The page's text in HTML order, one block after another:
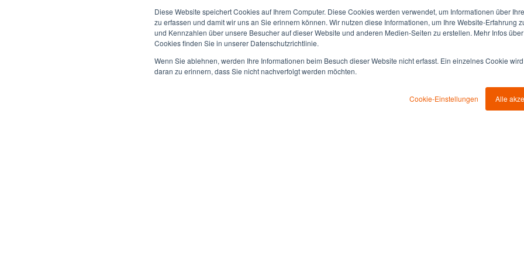
Diese Website speichert Cookies auf Ihrem Computer. Diese Cookies werden verwendet, um Informationen über
zu erfassen und damit wir uns an Sie erinnern können. Wir nutzen diese Informationen, um Ihre Website-Erfahrung
und Kennzahlen über unsere Besucher auf dieser Website und anderen Medien-Seiten zu erstellen. Mehr Infos
Cookies finden Sie in unserer Datenschutzrichtlinie.
Wenn Sie ablehnen, werden Ihre Informationen beim Besuch dieser Website nicht erfasst. Ein einzelnes Cookie
daran zu erinnern, dass Sie nicht nachverfolgt werden möchten.
Cookie-Einstellungen Alle
Lernen Sie unsere Lösungen von
ROCKETHOME kennen!